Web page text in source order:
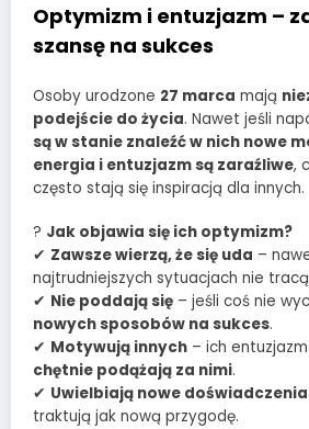
Optymizm i entuzjazm –
szansę na sukces
Osoby urodzone 27 marca mają
podejście do życia. Nawet jeśli
są w stanie znaleźć w nich nowe
energia i entuzjazm są zaraźliwe,
często stają się inspiracją dla innych.
? Jak objawia się ich optymizm?
✔ Zawsze wierzą, że się uda –
najtrudniejszych sytuacjach nie
✔ Nie poddają się – jeśli coś nie
nowych sposobów na sukces.
✔ Motywują innych – ich
chętnie podążają za nimi.
✔ Uwielbiają nowe doświadczenia
traktują jak nową przygodę.